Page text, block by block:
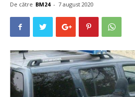
De către BM24 - 7 august 2020